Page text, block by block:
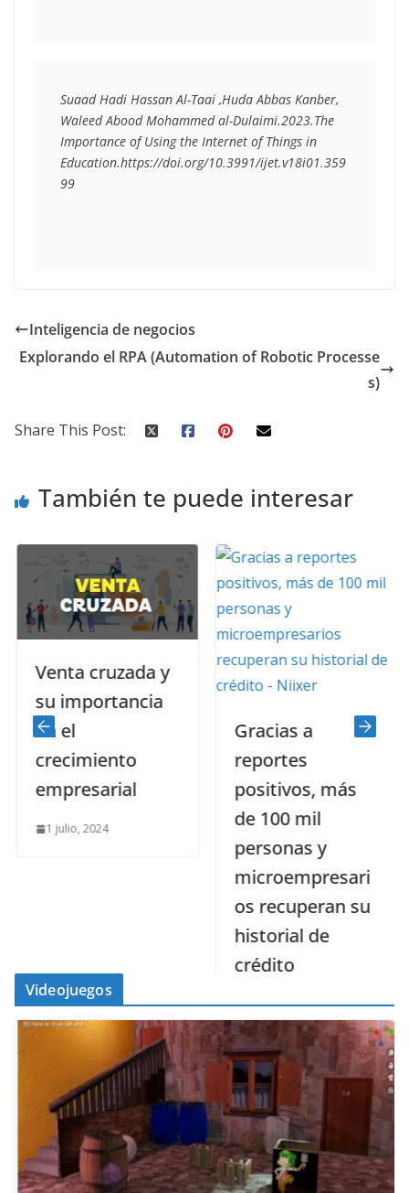
Suaad Hadi Hassan Al-Taai ,Huda Abbas Kanber,
Waleed Abood Mohammed al-Dulaimi.2023.The
Importance of Using the Internet of Things in
Education.https://doi.org/10.3991/ijet.v18i01.359
99
Inteligencia de negocios
Explorando el RPA (Automation of Robotic Processe
s)
Share This Post:
También te puede interesar
Venta cruzada y
su importancia
en el
crecimiento
empresarial
1 julio, 2024
Gracias a
reportes
positivos, más
de 100 mil
personas y
microempresari
os recuperan su
historial de
crédito
17 mayo, 2024
Videojuegos